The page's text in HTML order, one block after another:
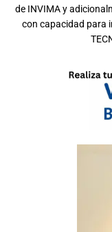
de INVIMA y
con capacidad para